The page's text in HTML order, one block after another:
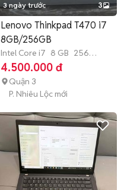
3 ngày trước 3
Lenovo Thinkpad T470 i7
8GB/256GB
Intel Core i7 8 GB 256
GB
SSD
4.500.000 đ
Quận 3
P. Nhiêu Lộc mới